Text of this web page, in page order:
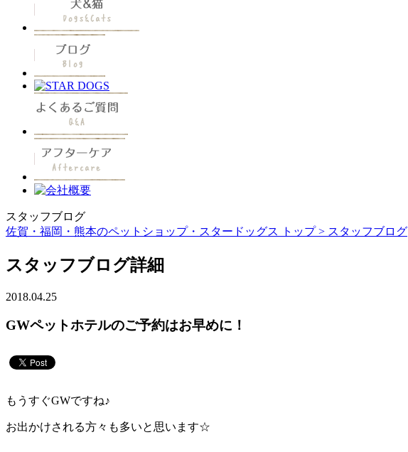
スタッフブログ
佐賀・福岡・熊本のペットショップ・スタードッグス トップ > スタッフブログ
スタッフブログ詳細
2018.04.25
GWペットホテルのご予約はお早めに！
もうすぐGWですね♪
お出かけされる方々も多いと思います☆